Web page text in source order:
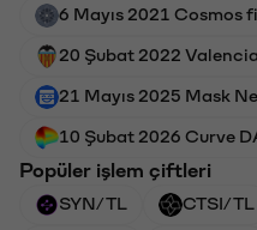
6 Mayıs 2021 Cosmos
20 Şubat 2022
21 Mayıs 2025 Mask
10 Şubat 2026 Curve
Popüler işlem çiftleri
SYN/TL CTSI/TL